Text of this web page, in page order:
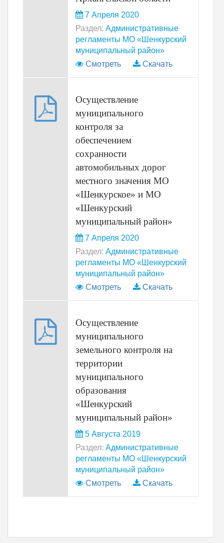
7 Апреля 2020
Раздел: Административные
регламенты МО «Шенкурский
муниципальный район»
Смотреть
Скачать
Осуществление
муниципального
контроля за
обеспечением
сохранности
автомобильных дорог
местного значения МО
«Шенкурское» и МО
«Шенкурский
муниципальный район»
7 Апреля 2020
Раздел: Административные
регламенты МО «Шенкурский
муниципальный район»
Смотреть
Скачать
Осуществление
муниципального
земельного контроля на
территории
муниципального
образования
«Шенкурский
муниципальный район»
5 Августа 2019
Раздел: Административные
регламенты МО «Шенкурский
муниципальный район»
Смотреть
Скачать